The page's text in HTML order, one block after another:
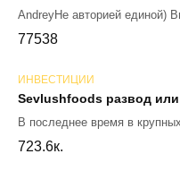
AndreyНе авторией единой)
77538
ИНВЕСТИЦИИ
Sevlushfoods развод
В последнее время в
723.6к.